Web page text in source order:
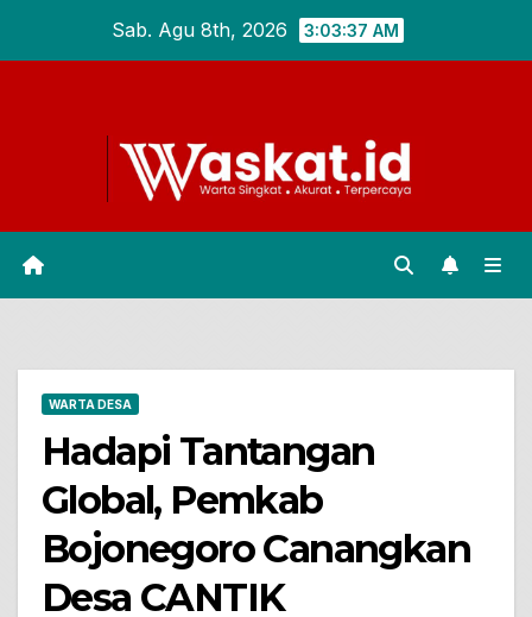
Sab. Agu 8th, 2026 3:03:38 AM
WARTA DESA
Hadapi Tantangan
Global, Pemkab
Bojonegoro Canangkan
Desa CANTIK